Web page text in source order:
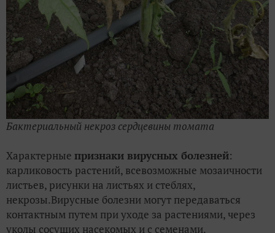
Бактериальный некроз сердцевины томата
Характерные признаки вирусных болезней:
карликовость растений, всевозможные мозаичности
листьев, рисунки на листьях и стеблях,
некрозы.Вирусные болезни могут передаваться
контактным путем при уходе за растениями, через
уколы сосущих насекомых и с семенами.